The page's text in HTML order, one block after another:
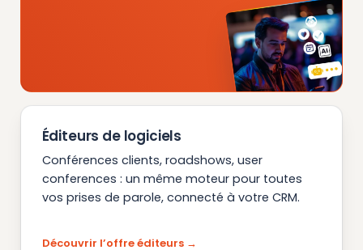
Éditeurs de logiciels
Conférences clients, roadshows, user
conferences : un même moteur pour toutes
vos prises de parole, connecté à votre CRM.
Découvrir l’offre éditeurs